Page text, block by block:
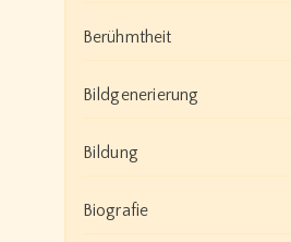
Berühmtheit
Bildgenerierung
Bildung
Biografie